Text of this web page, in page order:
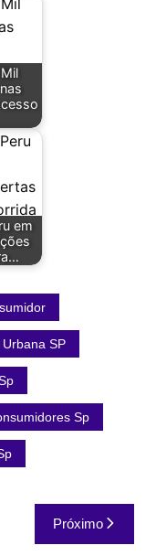
em
SP
Sp
Próximo